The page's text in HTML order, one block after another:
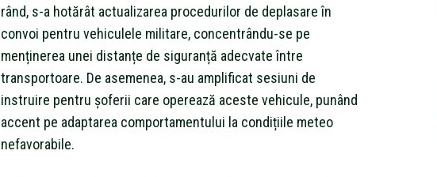
rând, s-a hotărât actualizarea procedurilor de deplasare în
convoi pentru vehiculele militare, concentrându-se pe
menținerea unei distanțe de siguranță adecvate între
transportoare. De asemenea, s-au amplificat sesiuni de
instruire pentru șoferii care operează aceste vehicule, punând
accent pe adaptarea comportamentului la condițiile meteo
nefavorabile.